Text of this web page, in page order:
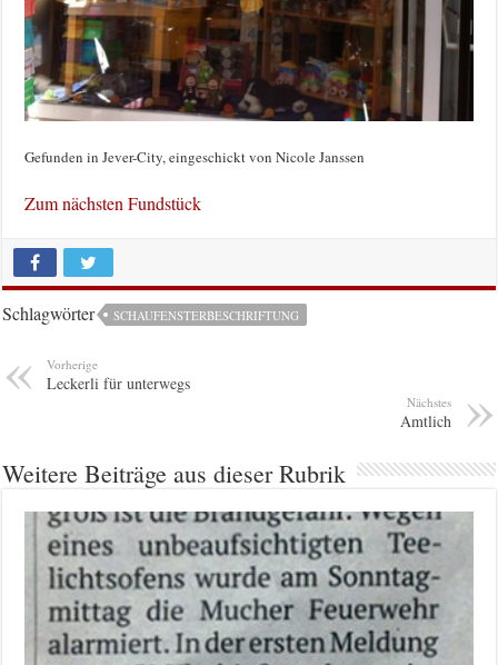
Gefunden in Jever-City, eingeschickt von Nicole Janssen
Zum nächsten Fundstück
Schlagwörter SCHAUFENSTERBESCHRIFTUNG
Vorherige
Leckerli für unterwegs
Nächstes
Amtlich
Weitere Beiträge aus dieser Rubrik